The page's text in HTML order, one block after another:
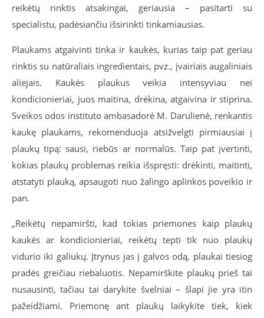
reikėtų rinktis atsakingai, geriausia – pasitarti su
specialistu, padėsiančiu išsirinkti tinkamiausias.
Plaukams atgaivinti tinka ir kaukės, kurias taip pat geriau
rinktis su natūraliais ingredientais, pvz., įvairiais augaliniais
aliejais. Kaukės plaukus veikia intensyviau nei
kondicionieriai, juos maitina, drėkina, atgaivina ir stiprina.
Sveikos odos instituto ambasadorė M. Darulienė, renkantis
kaukę plaukams, rekomenduoja atsižvelgti pirmiausiai į
plaukų tipą: sausi, riebūs ar normalūs. Taip pat įvertinti,
kokias plaukų problemas reikia išspręsti: drėkinti, maitinti,
atstatyti plauką, apsaugoti nuo žalingo aplinkos poveikio ir
pan.
„Reikėtų nepamiršti, kad tokias priemones kaip plaukų
kaukės ar kondicionieriai, reikėtų tepti tik nuo plaukų
vidurio iki galiukų. Įtrynus jas į galvos odą, plaukai tiesiog
pradės greičiau riebaluotis. Nepamirškite plaukų prieš tai
nusausinti, tačiau tai darykite švelniai – šlapi jie yra itin
pažeidžiami. Priemonę ant plaukų laikykite tiek, kiek